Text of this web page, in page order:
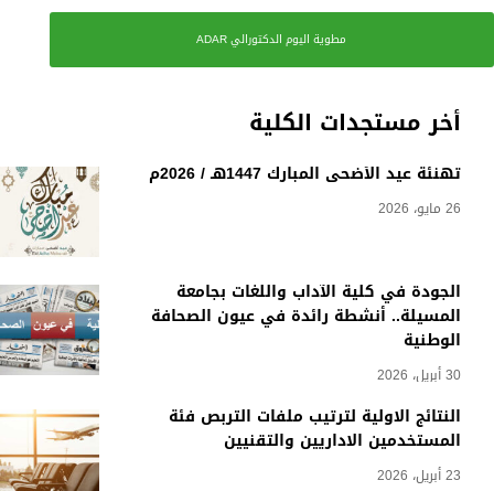
أخر مستجدات الكلية
تهنئة عيد الأضحى المبارك 1447هـ / 2026م
26 مايو، 2026
الجودة في كلية الآداب واللغات بجامعة
المسيلة.. أنشطة رائدة في عيون الصحافة
الوطنية
30 أبريل، 2026
النتائج الاولية لترتيب ملفات التربص فئة
المستخدمين الاداريين والتقنيين
23 أبريل، 2026
مطوية اليوم الدكتورالي ADAR